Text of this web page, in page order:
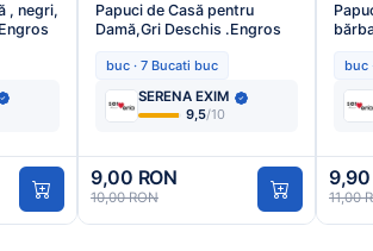
, negri,
fructe ,Engros
Papuci de Casă pentru
Damă,Gri Deschis .Engros
buc · 7 Bucati buc
SERENA EXIM
9,5/10
9,00 RON
10,00 RON
buc
9,90
11,00